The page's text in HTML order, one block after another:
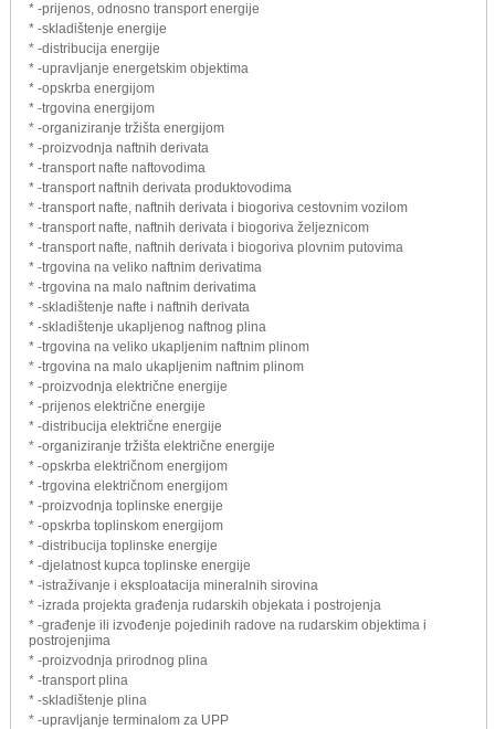
* -prijenos, odnosno transport energije
* -skladištenje energije
* -distribucija energije
* -upravljanje energetskim objektima
* -opskrba energijom
* -trgovina energijom
* -organiziranje tržišta energijom
* -proizvodnja naftnih derivata
* -transport nafte naftovodima
* -transport naftnih derivata produktovodima
* -transport nafte, naftnih derivata i biogoriva cestovnim vozilom
* -transport nafte, naftnih derivata i biogoriva željeznicom
* -transport nafte, naftnih derivata i biogoriva plovnim putovima
* -trgovina na veliko naftnim derivatima
* -trgovina na malo naftnim derivatima
* -skladištenje nafte i naftnih derivata
* -skladištenje ukapljenog naftnog plina
* -trgovina na veliko ukapljenim naftnim plinom
* -trgovina na malo ukapljenim naftnim plinom
* -proizvodnja električne energije
* -prijenos električne energije
* -distribucija električne energije
* -organiziranje tržišta električne energije
* -opskrba električnom energijom
* -trgovina električnom energijom
* -proizvodnja toplinske energije
* -opskrba toplinskom energijom
* -distribucija toplinske energije
* -djelatnost kupca toplinske energije
* -istraživanje i eksploatacija mineralnih sirovina
* -izrada projekta građenja rudarskih objekata i postrojenja
* -građenje ili izvođenje pojedinih radove na rudarskim objektima i
postrojenjima
* -proizvodnja prirodnog plina
* -transport plina
* -skladištenje plina
* -upravljanje terminalom za UPP